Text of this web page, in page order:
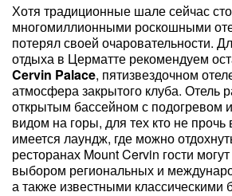
Хотя традиционные шале сейчас
многомиллионными роскошными
потерял своей очаровательности.
отдыха в Церматте рекомендуем
Cervin Palace, пятизвездочном
атмосфера закрытого клуба. Отель
открытым бассейном с подогревом
видом на горы, для тех кто не прочь
имеется лаундж, где можно
ресторанах Mount Cervin гости
выбором региональных и
а также известными классическими